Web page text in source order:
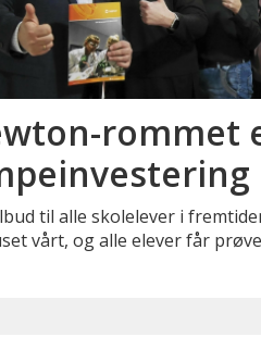
rommet
til alle skolelever i
vårt, og alle elever får